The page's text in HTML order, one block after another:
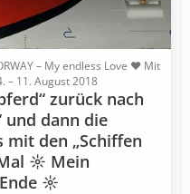
– My endless Love ♥ Mit
– 11. August 2018
zurück nach
und dann die
mit den „Schiffen
☼ Mein
☼